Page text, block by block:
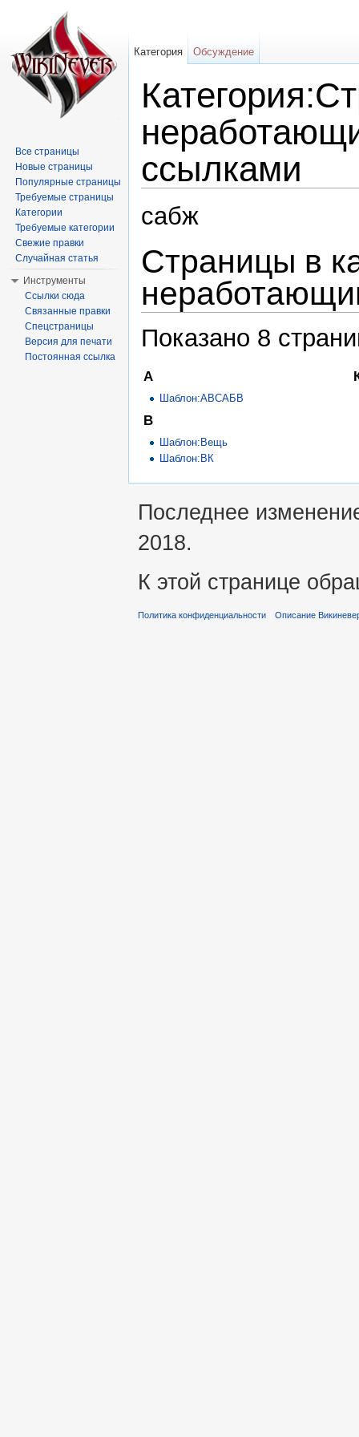
ссылками
сабж
Страницы в
Показано 8
А
Шаблон:АВСАБВ
В
Шаблон:Вещь
Шаблон:ВК
Категория Обсуждение
Все страницы
Новые страницы
Популярные страницы
Требуемые страницы
Категории
Требуемые категории
Свежие правки
Случайная статья
Инструменты
Ссылки сюда
Связанные правки
Спецстраницы
Версия для печати
Постоянная ссылка
Последнее
2018.
К этой странице
Политика конфиденциальности Описание